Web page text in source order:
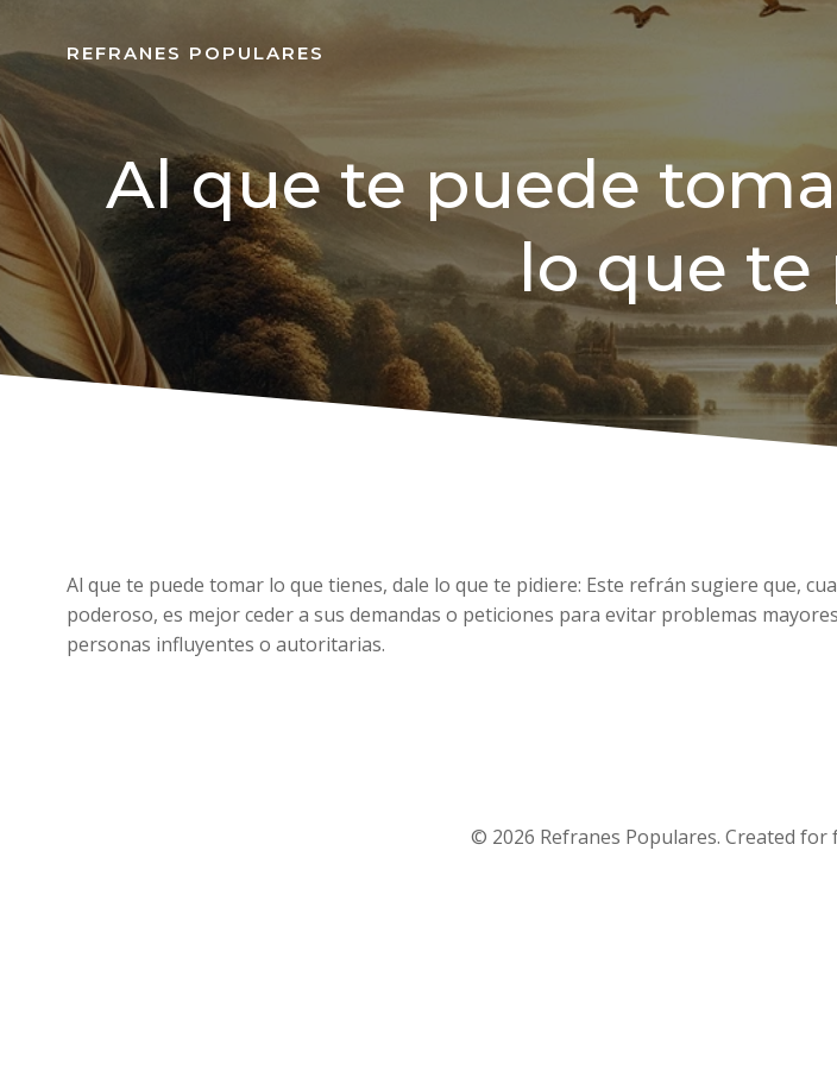
REFRANES POPULARES
Al que te puede
lo que te
Al que te puede tomar lo que tienes, dale lo que te pidiere: Este refrán sugiere que,
poderoso, es mejor ceder a sus demandas o peticiones para evitar problemas
personas influyentes o autoritarias.
© 2026 Refranes Populares. Created for